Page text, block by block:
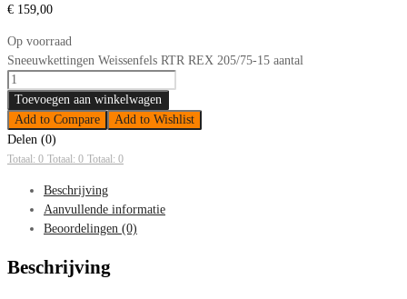
€ 159,00
Op voorraad
Sneeuwkettingen Weissenfels RTR REX 205/75-15 aantal
Toevoegen aan winkelwagen
Add to Compare
Add to Wishlist
Delen (0)
Totaal: 0 Totaal: 0 Totaal: 0
Beschrijving
Aanvullende informatie
Beoordelingen (0)
Beschrijving